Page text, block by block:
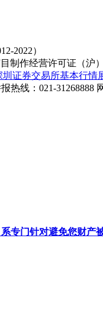
2022）
制作经营许可证（沪
圳证券交易所基本行情
热线：021-31268888
专门针对避免您财产